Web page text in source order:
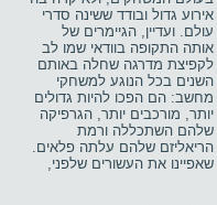
אירוע גדול ובודד ששינה סדרי
עולם. ועדיין, הגיימרים של
אותה התקופה בוודאי שמו לב
לקפיצת מדרגה שחלה באותם
השנים בכל הנוגע למשחקי
מחשב: הם הפכו להיות גדולים
יותר, מורכבים יותר, הגרפיקה
שלהם השתכללה ורמת
הריאליזם שלהם עלתה פלאים.
את העשורים שלפני,